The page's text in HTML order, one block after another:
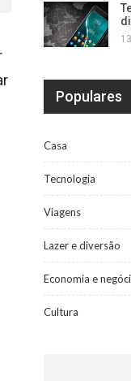
Populares
Casa
Tecnologia
Viagens
Lazer e diversão
Economia e
Cultura